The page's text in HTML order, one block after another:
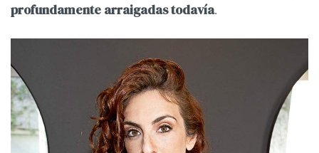
profundamente arraigadas todavía.